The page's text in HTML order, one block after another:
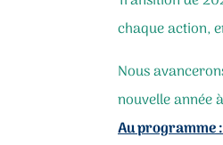
chaque action,
Nous
nouvelle année
Au programme :